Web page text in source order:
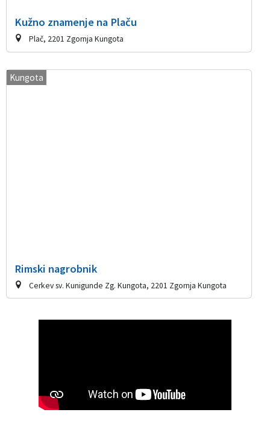
Kužno znamenje na Plaču
Plač, 2201 Zgornja Kungota
Kungota
Rimski nagrobnik
Cerkev sv. Kunigunde Zg. Kungota, 2201 Zgornja Kungota